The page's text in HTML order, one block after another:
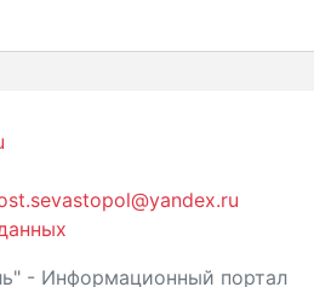
- Информационный портал